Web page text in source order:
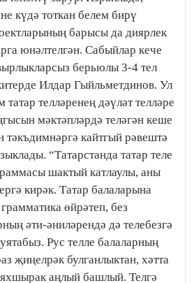
күдә тоткан белем бирү
барысы да диярлек
юнәлтелгән. Сабыйлар кече
берьюлы 3-4 тел
Илдар Гыйльметдинов. Ул
татар телләренең дәүләт телләре
мәктәпләрдә теләгән кеше
тәкъдимнәргә кайтгый рәвештә
“Татарстанда татар теле
шактый катлаулы, аны
кирәк. Татар балаларына
өйрәтеп, без
әти-әниләрендә дә телебезгә
Рус телле балаларның
җиңелрәк булганлыктан, хәтта
яхшырак аңлый башлый. Телгә